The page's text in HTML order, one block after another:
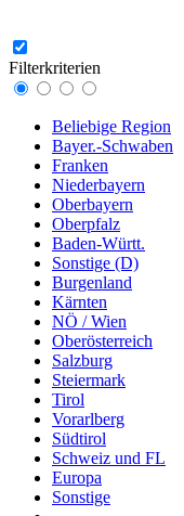
Filterkriterien
Beliebige Region
Bayer.-Schwaben
Franken
Niederbayern
Oberbayern
Oberpfalz
Baden-Württ.
Sonstige (D)
Burgenland
Kärnten
NÖ / Wien
Oberösterreich
Salzburg
Steiermark
Tirol
Vorarlberg
Südtirol
Schweiz und FL
Europa
Sonstige